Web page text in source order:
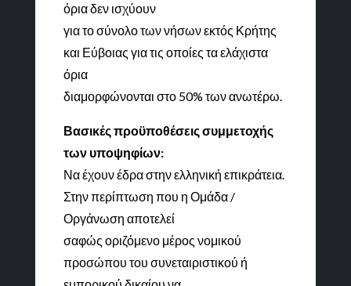
όρια δεν ισχύουν
για το σύνολο των νήσων εκτός Κρήτης
και Εύβοιας για τις οποίες τα ελάχιστα
όρια
διαμορφώνονται στο 50% των ανωτέρω.
Βασικές προϋποθέσεις συμμετοχής
των υποψηφίων:
Να έχουν έδρα στην ελληνική επικράτεια.
Στην περίπτωση που η Ομάδα /
Οργάνωση αποτελεί
σαφώς οριζόμενο μέρος νομικού
προσώπου του συνεταιριστικού ή